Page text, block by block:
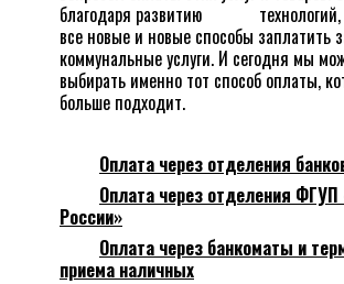
благодаря развитию технологий,
все новые и новые способы заплатить
коммунальные услуги. И сегодня мы
выбирать именно тот способ оплаты,
больше подходит.
Оплата через отделения
Оплата через отделения ФГУП
России»
Оплата через банкоматы и
приема наличных